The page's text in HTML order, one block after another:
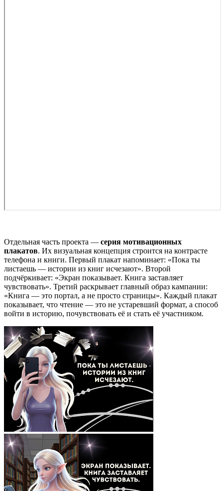
Отдельная часть проекта — серия мотивационных
плакатов. Их визуальная концепция строится на контрасте
телефона и книги. Первый плакат напоминает: «Пока ты
листаешь — истории из книг исчезают». Второй
подчёркивает: «Экран показывает. Книга заставляет
чувствовать». Третий раскрывает главный образ кампании:
«Книга — это портал, а не просто страницы». Каждый плакат
показывает, что чтение — это не устаревший формат, а способ
войти в историю, почувствовать её и стать её участником.